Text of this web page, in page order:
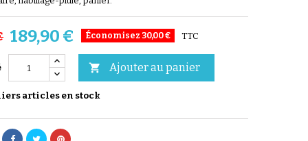
189,90 € Économisez 30,00 € TTC
 Ajouter au panier
articles en stock